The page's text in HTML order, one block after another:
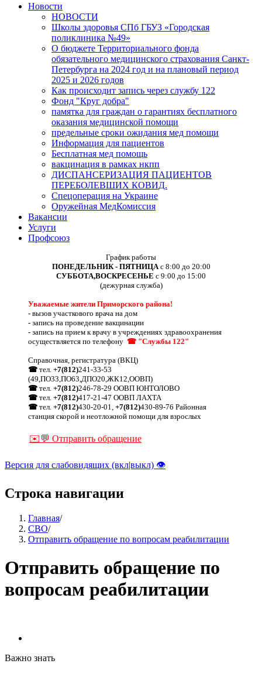
Новости
НОВОСТИ
Школы здоровья СПб ГБУЗ «Городская
поликлиника №49»
О бюджете Территориального фонда
обязательного медицинского страхования Санкт-
Петербурга на 2024 год и на плановый период
2025 и 2026 годов
Как происходит запись через службу 122
Фонд "Круг добра"
памятка для граждан о гарантиях бесплатного
оказания медицинской помощи
предельные сроки ожидания мед помощи
Информация для пациентов
Бесплатная мед помощь
вакцинация в рамках нкпп
ДИСПАНСЕРИЗАЦИЯ ПАЦИЕНТОВ
ПЕРЕБОЛЕВШИХ КОВИД.
Спецоперация на Украине
Оружейная МедКомиссия
Вакансии
Услуги
Профсоюз
График работы
ПОНЕДЕЛЬНИК - ПЯТНИЦА с 8:00 до 20:00
СУББОТА,ВОСКРЕСЕНЬЕ с 9:00 до 15:00
(дежурная служба)
Уважаемые жители Приморского района!
- вызов участкового врача на дом
- запись на проведение вакцинации
- запись на прием к врачу в учреждениях здравоохранения
осуществляется по телефону ☎ "Службы 122"
Справочная, регистратура (ВКЦ)
☎ тел. +7(812)241-33-53
(49,ПО33,ПО63,ДПО20,ЖК12,ООВП)
☎ тел. +7(812)246-78-29 ООВП ЮНТОЛОВО
☎ тел. +7(812)417-21-47 ООВП ЛАХТА
☎ тел. +7(812)430-20-01, +7(812)430-89-76 Районная
станция скорой и неотложной помощи для взрослых
✉️💬 Отправить обращение
Версия для слабовидящих (вкл|выкл) 👁
Строка навигации
Главная/
СВО/
Отправить обращение по вопросам реабилитации
Отправить обращение по
вопросам реабилитации
Важно знать